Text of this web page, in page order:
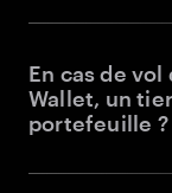
En cas de
Wallet, un
portefeuille ?